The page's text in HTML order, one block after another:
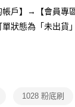
後付」時，將依據個
額度；若仍有額度不
。
帳戶】→【會員專
狀態為「未出貨
1028 粉底刷